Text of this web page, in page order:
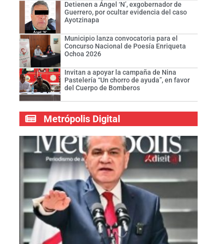
Detienen a Ángel ‘N’, exgobernador de
Guerrero, por ocultar evidencia del caso
Ayotzinapa
Municipio lanza convocatoria para el
Concurso Nacional de Poesía Enriqueta
Ochoa 2026
Invitan a apoyar la campaña de Nina
Pastelería “Un chorro de ayuda”, en favor
del Cuerpo de Bomberos
Metrópolis Digital